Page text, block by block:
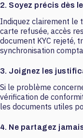
2. Soyez précis dès
Indiquez clairement le
carte refusée, accès
document KYC rejeté,
synchronisation
3. Joignez les
Si le problème
vérification de
les documents utiles
4. Ne partagez